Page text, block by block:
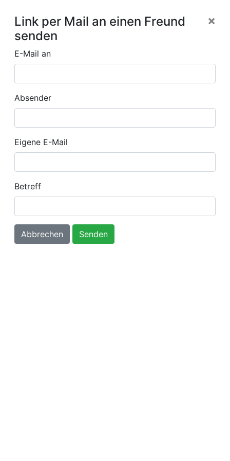
×
Link per Mail an einen Freund
senden
E-Mail an
Absender
Eigene E-Mail
Betreff
Abbrechen Senden